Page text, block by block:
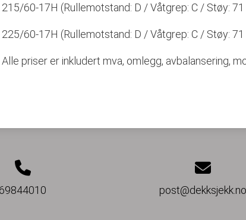
215/60-17H (Rullemotstand: D / Våtgrep: C / Støy:
225/60-17H (Rullemotstand: D / Våtgrep: C / Støy:
Alle priser er inkludert mva, omlegg, avbalansering,
69844010